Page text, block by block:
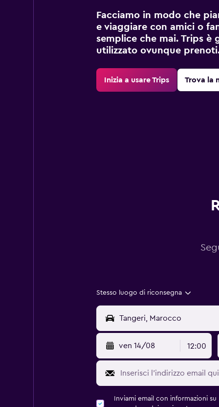
Facciamo in modo che
e viaggiare con amici o
semplice che mai. Trips è
utilizzato ovunque
Inizia a usare Trips Trova la
Stesso luogo di riconsegna
ven 14/08 12:00
Inviami email con informazioni